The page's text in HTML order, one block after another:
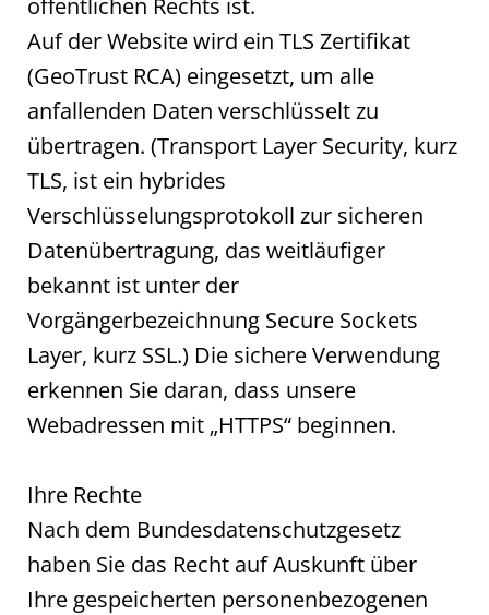
öffentlichen Rechts ist.
Auf der Website wird ein TLS Zertifikat
(GeoTrust RCA) eingesetzt, um alle
anfallenden Daten verschlüsselt zu
übertragen. (Transport Layer Security, kurz
TLS, ist ein hybrides
Verschlüsselungsprotokoll zur sicheren
Datenübertragung, das weitläufiger
bekannt ist unter der
Vorgängerbezeichnung Secure Sockets
Layer, kurz SSL.) Die sichere Verwendung
erkennen Sie daran, dass unsere
Webadressen mit „HTTPS“ beginnen.
Ihre Rechte
Nach dem Bundesdatenschutzgesetz
haben Sie das Recht auf Auskunft über
Ihre gespeicherten personenbezogenen